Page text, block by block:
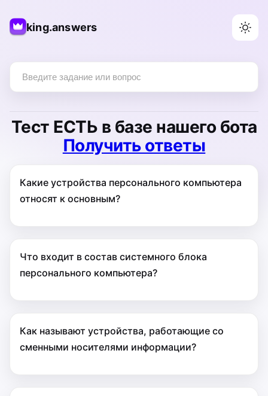
king.answers
Тест ЕСТЬ в базе нашего бота
Получить ответы
Какие устройства персонального компьютера
относят к основным?
Что входит в состав системного блока
персонального компьютера?
Как называют устройства, работающие со
сменными носителями информации?